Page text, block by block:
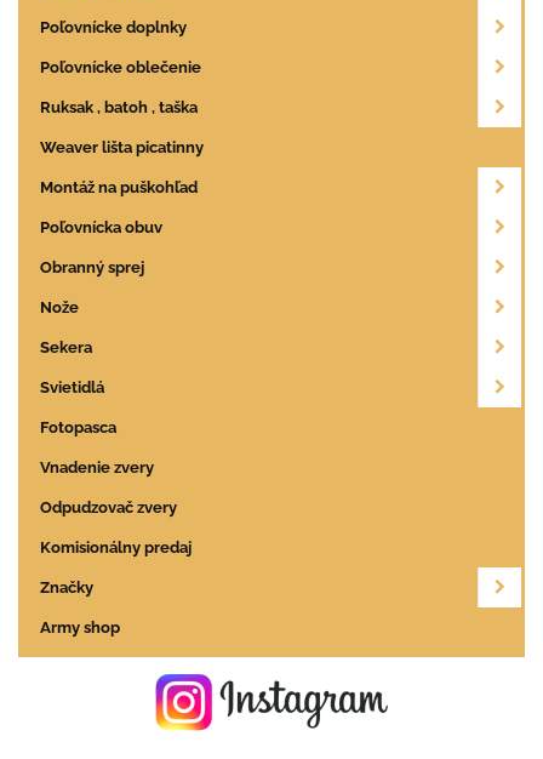
Poľovnícke doplnky
Poľovnícke oblečenie
Ruksak , batoh , taška
Weaver lišta picatinny
Montáž na puškohľad
Poľovnícka obuv
Obranný sprej
Nože
Sekera
Svietidlá
Fotopasca
Vnadenie zvery
Odpudzovač zvery
Komisionálny predaj
Značky
Army shop